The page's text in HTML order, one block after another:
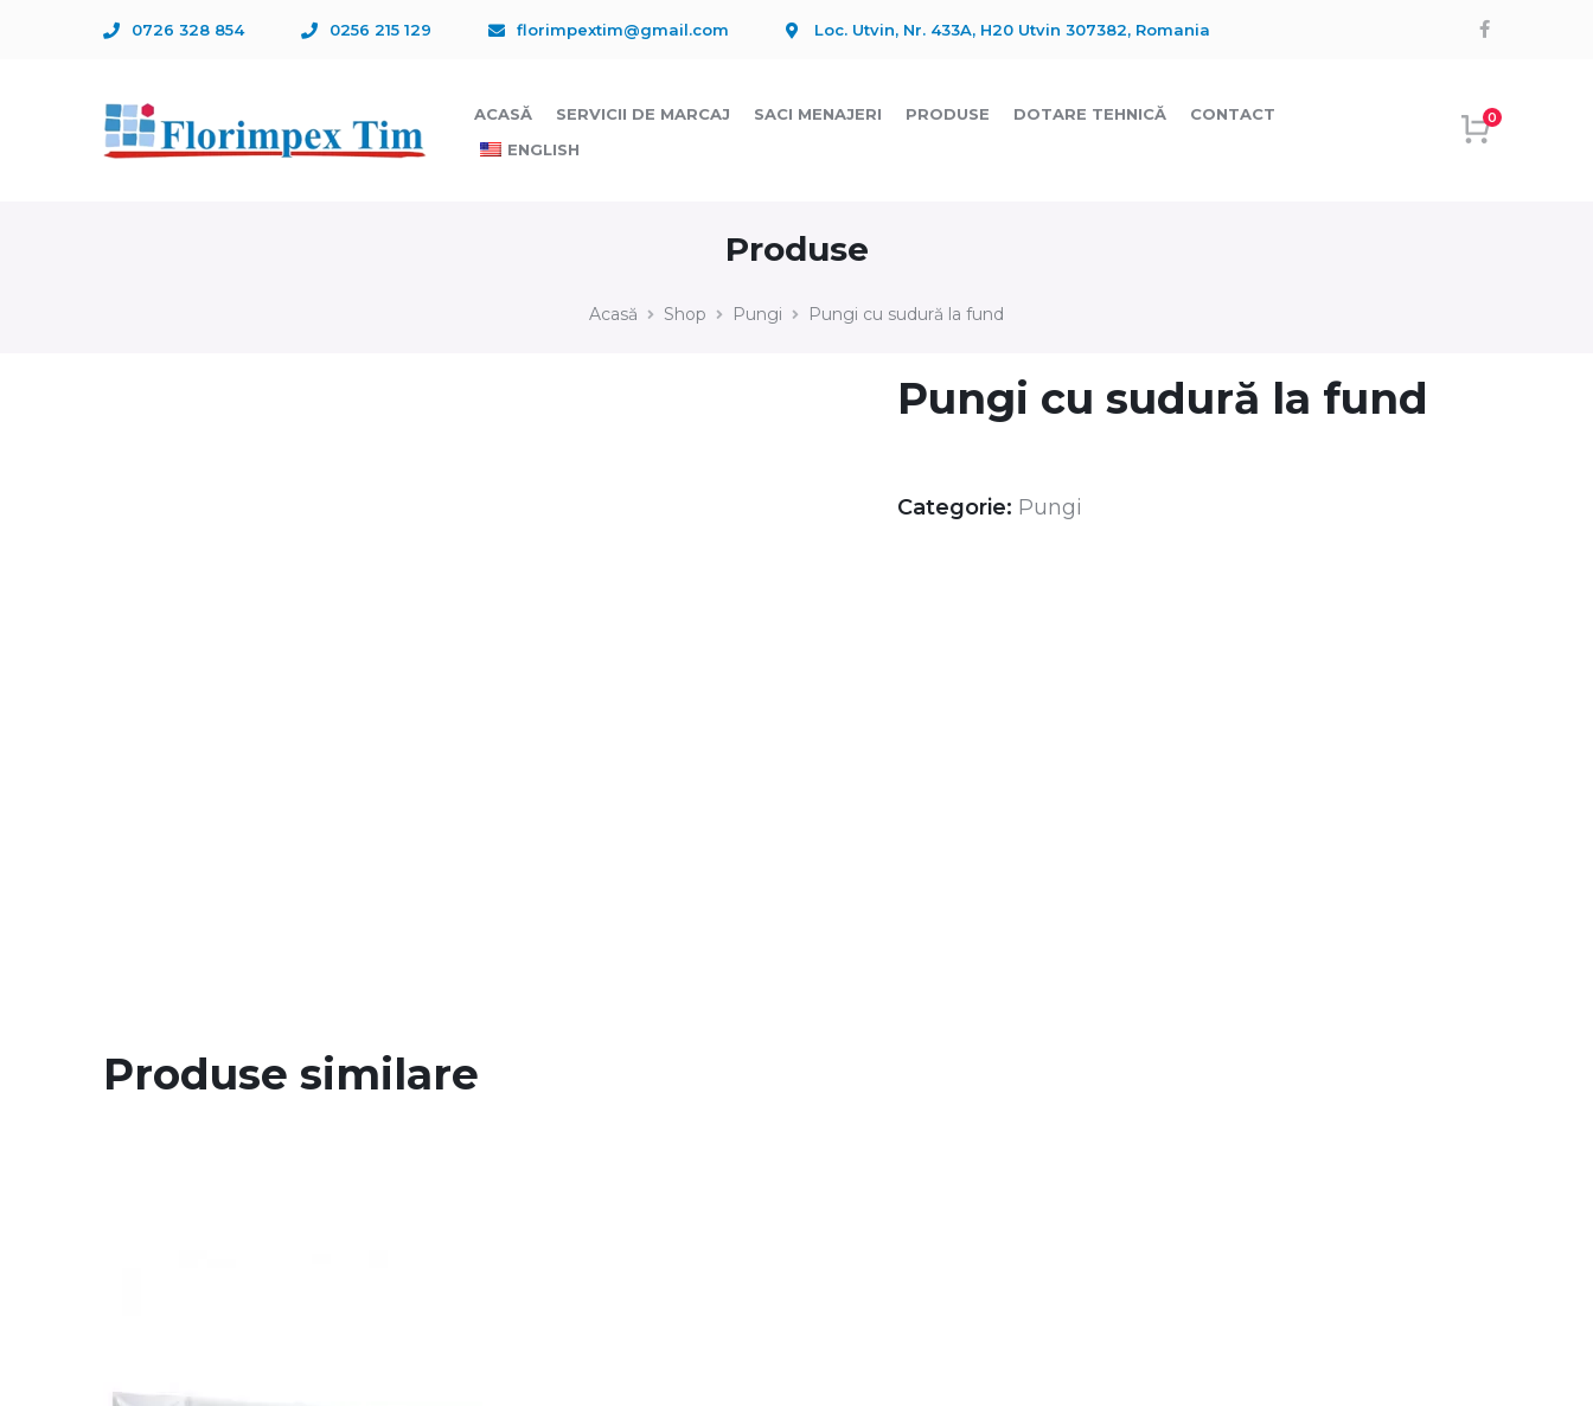
0726 328 854 0256 215 129 florimpextim@gmail.com Loc. Utvin, Nr. 433A, H20 Utvin 307382, Romania
Facebook
ACASĂ SERVICII DE MARCAJ SACI MENAJERI PRODUSE DOTARE TEHNICĂ
CONTACT
ENGLISH
0
Produse
Acasă Shop Pungi Pungi cu sudură la fund
Pungi cu sudură la fund
Categorie: Pungi
Produse similare